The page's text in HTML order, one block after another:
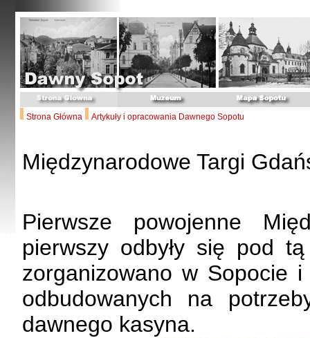
Strona Główna Artykuły i opracowania Dawnego Sopotu
Międzynarodowe Targi
Pierwsze powojenne
pierwszy odbyły się pod
zorganizowano w Sopocie
odbudowanych na
dawnego kasyna.